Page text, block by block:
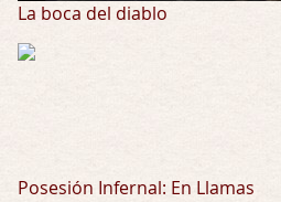
La boca del diablo
Posesión Infernal: En Llamas